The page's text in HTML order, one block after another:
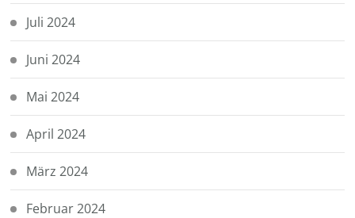
Juli 2024
Juni 2024
Mai 2024
April 2024
März 2024
Februar 2024